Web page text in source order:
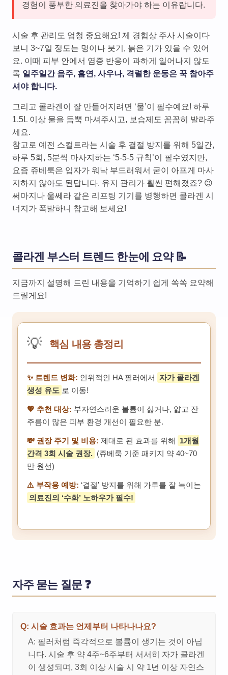
경험이 풍부한 의료진을 찾아가야 하는 이유랍니다.
시술 후 관리도 엄청 중요해요! 제 경험상 주사 시술이다
보니 3~7일 정도는 멍이나 붓기, 붉은 기가 있을 수 있어
요. 이때 피부 안에서 염증 반응이 과하게 일어나지 않도
록 일주일간 음주, 흡연, 사우나, 격렬한 운동은 꾹 참아주
셔야 합니다.
그리고 콜라겐이 잘 만들어지려면 ‘물’이 필수예요! 하루
1.5L 이상 물을 듬뿍 마셔주시고, 보습제도 꼼꼼히 발라주
세요.
참고로 예전 스컬트라는 시술 후 결절 방지를 위해 5일간,
하루 5회, 5분씩 마사지하는 ‘5-5-5 규칙’이 필수였지만,
요즘 쥬베룩은 입자가 워낙 부드러워서 굳이 아프게 마사
지하지 않아도 된답니다. 유지 관리가 훨씬 편해졌죠? 😉
써마지나 울쎄라 같은 리프팅 기기를 병행하면 콜라겐 시
너지가 폭발하니 참고해 보세요!
콜라겐 부스터 트렌드 한눈에 요약 📝
지금까지 설명해 드린 내용을 기억하기 쉽게 쏙쏙 요약해
드릴게요!
💡 핵심 내용 총정리
✨ 트렌드 변화: 인위적인 HA 필러에서
자가 콜라겐
생성 유도 로 이동!
💖 추천 대상: 부자연스러운 볼륨이 싫거나, 얇고 잔
주름이 많은 피부 환경 개선이 필요한 분.
💸 권장 주기 및 비용: 제대로 된 효과를 위해
1개월
간격 3회 시술 권장. (쥬베룩 기준 패키지 약 40~70
만 원선)
⚠️ 부작용 예방: ‘결절’ 방지를 위해 가루를 잘 녹이는
의료진의 ‘수화’ 노하우가 필수!
자주 묻는 질문 ❓
Q: 시술 효과는 언제부터 나타나나요?
A: 필러처럼 즉각적으로 볼륨이 생기는 것이 아닙
니다. 시술 후 약 4주~6주부터 서서히 자가 콜라겐
이 생성되며, 3회 이상 시술 시 약 1년 이상 자연스